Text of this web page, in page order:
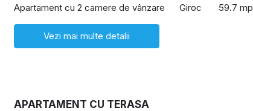
Apartament cu 2 camere de vânzare Giroc 59.7 mp
Vezi mai multe detalii
APARTAMENT CU TERASA